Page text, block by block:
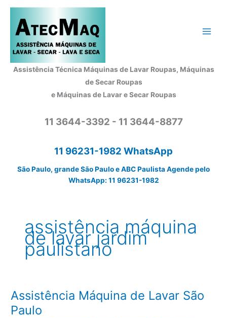
Assistência Técnica Máquinas de Lavar Roupas, Máquinas
de Secar Roupas
e Máquinas de Lavar e Secar Roupas
11 3644-3392 - 11 3644-8877
11 96231-1982 WhatsApp
São Paulo, grande São Paulo e ABC Paulista Agende pelo
WhatsApp: 11 96231-1982
assistência máquina
de lavar jardim
paulistano
Assistência Máquina de Lavar São
Paulo